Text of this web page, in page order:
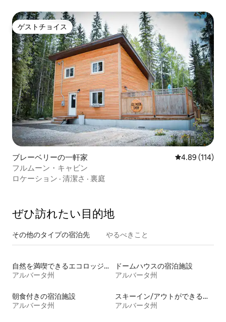
ゲストチョイス
ゲストチョイス
ブレーベリーの一軒家 レビュー114
4.89 (114)
フルムーン・キャビン
ロケーション · 清潔さ · 裏庭
ぜひ訪⁠れ⁠た⁠い目⁠的⁠地
その他のタ⁠イ⁠プ⁠の宿⁠泊⁠先 やるべきこと
自然を満喫できるエコロッジの宿泊施設
アルバータ州
ドームハウスの宿泊施設
アルバータ州
朝食付きの宿泊施設
アルバータ州
スキーイン/アウトができる宿泊先
アルバータ州